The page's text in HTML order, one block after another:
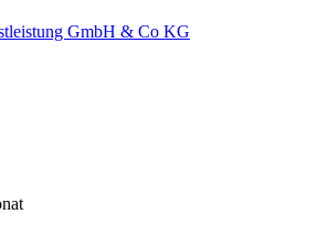
GmbH & Co KG